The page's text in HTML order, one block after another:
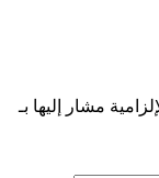
مشار إليها بـ